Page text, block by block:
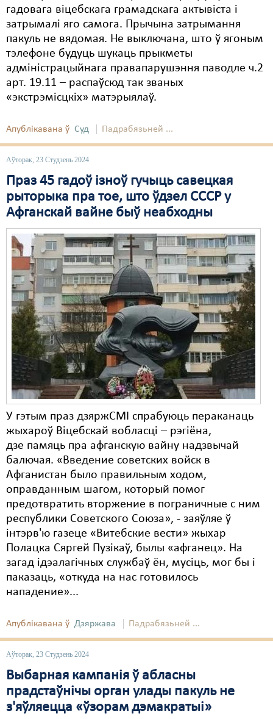
гадовага віцебскага грамадскага актывіста і
затрымалі яго самога. Прычына затрымання
пакуль не вядомая. Не выключана, што ў ягоным
тэлефоне будуць шукаць прыкметы
адміністрацыйнага правапарушэння паводле ч.2
арт. 19.11 – распаўсюд так званых
«экстрэмісцкіх» матэрыялаў.
Апублікавана ў Суд Падрабязьней ...
Аўторак, 23 Студзень 2024
Праз 45 гадоў ізноў гучыць савецкая
рыторыка пра тое, што ўдзел СССР у
Афганскай вайне быў неабходны
У гэтым праз дзяржСМІ спрабуюць пераканаць
жыхароў Віцебскай вобласці – рэгіёна,
дзе памяць пра афганскую вайну надзвычай
балючая. «Введение советских войск в
Афганистан было правильным ходом,
оправданным шагом, который помог
предотвратить вторжение в пограничные с ним
республики Советского Союза», - заяўляе ў
інтэрв'ю газеце «Витебские вести» жыхар
Полацка Сяргей Пузікаў, былы «афганец». На
загад ідэалагічных службаў ён, мусіць, мог бы і
паказаць, «откуда на нас готовилось
нападение»...
Апублікавана ў Дзяржава Падрабязьней ...
Аўторак, 23 Студзень 2024
Выбарная кампанія ў абласны
прадстаўнічы орган улады пакуль не
з'яўляецца «ўзорам дэмакратыі»
Мігранты
Мірныя сходы
Палітвязьні
Праваабаронцы
Правы дзіцяці
Пэнітэнцыярная сыстэма
Распальваньне варожасьці
Рознае
Свабода слова
Суд
Сьмяротнае пакараньне
Экалёгія
Правы працоўных
Сацыяльныя правы